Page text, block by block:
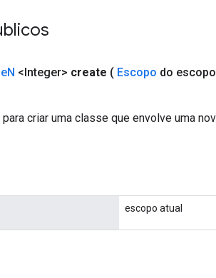
N <Integer> create ( Escopo do escopo
criar uma classe que envolve uma
escopo atual